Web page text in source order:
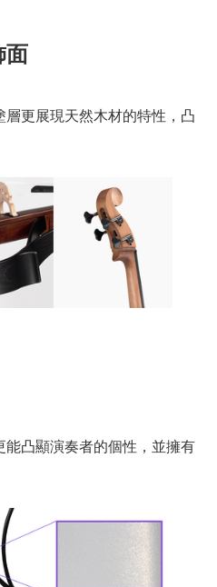
面
更展現天然木材的特性，凸
凸顯演奏者的個性，並擁有